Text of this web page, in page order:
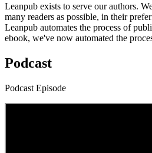
Leanpub exists to serve our authors.
many readers as possible, in their
Leanpub automates the process of
ebook, we've now automated the
Podcast
Podcast Episode